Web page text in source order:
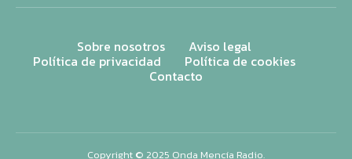
Sobre nosotros Aviso legal
Política de privacidad Política de cookies
Contacto
Copyright © 2025 Onda Mencía Radio.